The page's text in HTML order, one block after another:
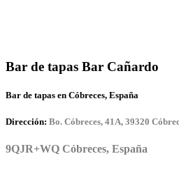
Bar de tapas Bar Cañardo
Bar de tapas en Cóbreces, España
Dirección: Bo. Cóbreces, 41A, 39320
9QJR+WQ Cóbreces, España